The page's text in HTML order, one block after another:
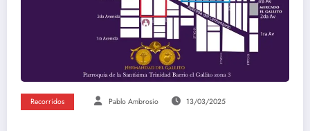
Recorridos Pablo Ambrosio 13/03/2025